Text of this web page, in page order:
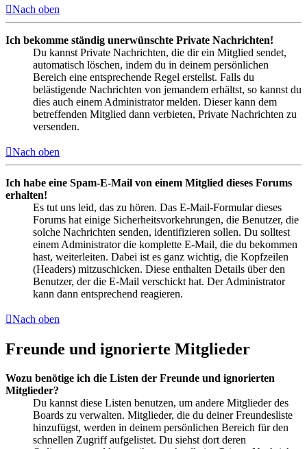
Nach oben
Ich bekomme ständig unerwünschte Private Nachrichten!
Du kannst Private Nachrichten, die dir ein Mitglied sendet,
automatisch löschen, indem du in deinem persönlichen
Bereich eine entsprechende Regel erstellst. Falls du
belästigende Nachrichten von jemandem erhältst, so kannst du
dies auch einem Administrator melden. Dieser kann dem
betreffenden Mitglied dann verbieten, Private Nachrichten zu
versenden.
Nach oben
Ich habe eine Spam-E-Mail von einem Mitglied dieses Forums
erhalten!
Es tut uns leid, das zu hören. Das E-Mail-Formular dieses
Forums hat einige Sicherheitsvorkehrungen, die Benutzer, die
solche Nachrichten senden, identifizieren sollen. Du solltest
einem Administrator die komplette E-Mail, die du bekommen
hast, weiterleiten. Dabei ist es ganz wichtig, die Kopfzeilen
(Headers) mitzuschicken. Diese enthalten Details über den
Benutzer, der die E-Mail verschickt hat. Der Administrator
kann dann entsprechend reagieren.
Nach oben
Freunde und ignorierte Mitglieder
Wozu benötige ich die Listen der Freunde und ignorierten
Mitglieder?
Du kannst diese Listen benutzen, um andere Mitglieder des
Boards zu verwalten. Mitglieder, die du deiner Freundesliste
hinzufügst, werden in deinem persönlichen Bereich für den
schnellen Zugriff aufgelistet. Du siehst dort deren